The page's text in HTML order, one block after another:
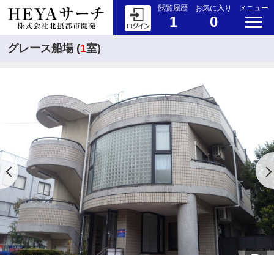
閲覧履歴
1
お気に入り
0
メニュー
グレース船場 (1室)